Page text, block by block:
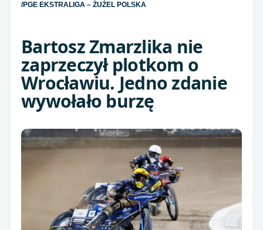
/PGE EKSTRALIGA – ŻUŻEL POLSKA
Bartosz Zmarzlika nie
zaprzeczył plotkom o
Wrocławiu. Jedno zdanie
wywołało burzę